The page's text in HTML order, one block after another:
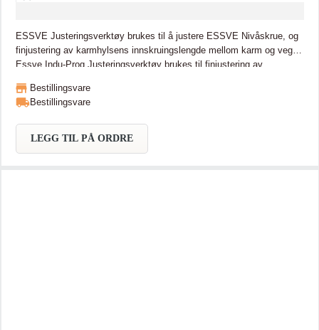
ESSVE Justeringsverktøy brukes til å justere ESSVE Nivåskrue, og
finjustering av karmhylsens innskruingslengde mellom karm og vegg.
Essve Indu-Prog Justeringsverktøy brukes til finjustering av
Bestillingsvare
Bestillingsvare
LEGG TIL PÅ ORDRE